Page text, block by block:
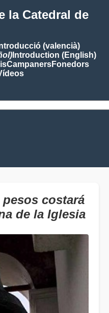
la Catedral de
(valencià)
Introduction (English)
CampanersFonedors
costará
de la Iglesia